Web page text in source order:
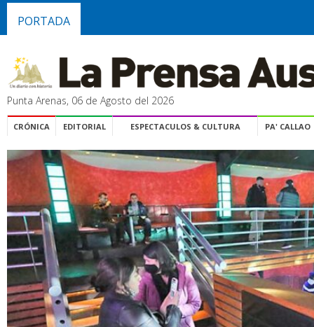
PORTADA
Punta Arenas, 06 de Agosto del 2026
CRÓNICA EDITORIAL ESPECTACULOS & CULTURA PA' CALLAO